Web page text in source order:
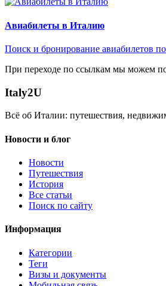
Авиабилеты в Италию
Поиск и бронирование авиабилетов
При переходе по ссылкам мы можем
Italy2U
Всё об Италии: путешествия,
Новости и блог
Новости
Путешествия
История
Все статьи
Поиск по сайту
Информация
Категории
Теги
Визы и документы